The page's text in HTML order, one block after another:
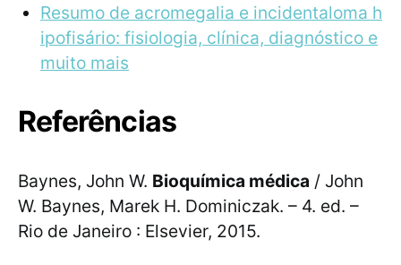
Resumo de acromegalia e incidentaloma h
ipofisário: fisiologia, clínica, diagnóstico e
muito mais
Referências
Baynes, John W. Bioquímica médica / John
W. Baynes, Marek H. Dominiczak. – 4. ed. –
Rio de Janeiro : Elsevier, 2015.